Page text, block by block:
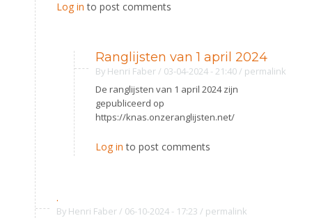
NK organiseren
Promotie en logo
Geschiedenis van het schermen
Touché
Log in to post comments
Ranglijsten van 1 april 2024
By Henri Faber/ 03-04-2024 - 21:40/ permalink
De ranglijsten van 1 april 2024 zijn
gepubliceerd op
https://knas.onzeranglijsten.net/
Log in to post comments
.
By Henri Faber/ 06-10-2024 - 17:23 / permalink